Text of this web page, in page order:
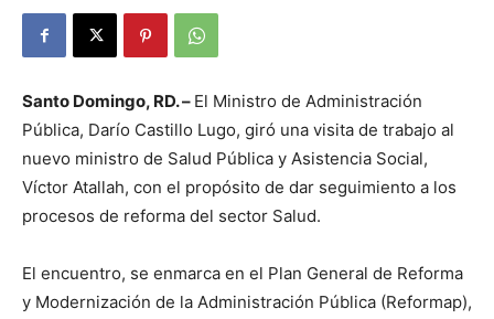
Santo Domingo, RD. – El Ministro de Administración
Pública, Darío Castillo Lugo, giró una visita de trabajo al
nuevo ministro de Salud Pública y Asistencia Social,
Víctor Atallah, con el propósito de dar seguimiento a los
procesos de reforma del sector Salud.
El encuentro, se enmarca en el Plan General de Reforma
y Modernización de la Administración Pública (Reformap),